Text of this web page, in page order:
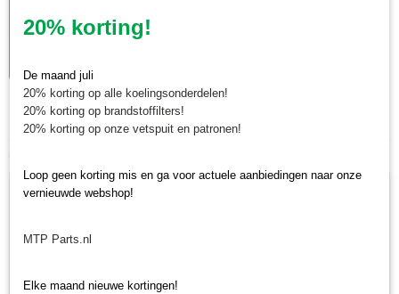
20% korting!
De maand juli
20% korting op alle koelingsonderdelen!
20% korting op brandstoffilters!
20% korting op onze vetspuit en patronen!
Loop geen korting mis en ga voor actuele aanbiedingen naar onze
vernieuwde webshop!
MTP Parts.nl
Elke maand nieuwe kortingen!